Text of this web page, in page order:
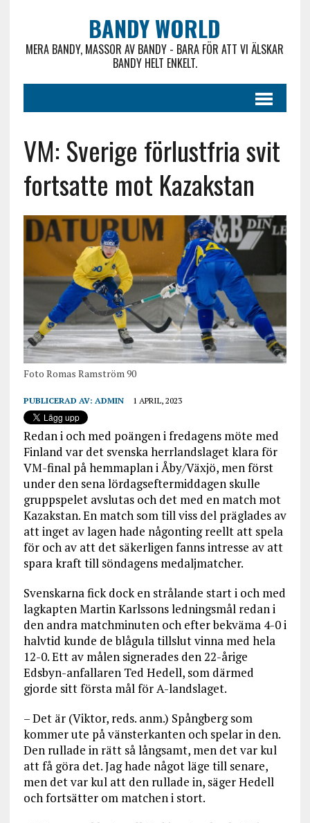
BANDY WORLD
MERA BANDY, MASSOR AV BANDY - BARA FÖR ATT VI ÄLSKAR
BANDY HELT ENKELT.
VM: Sverige förlustfria svit
fortsatte mot Kazakstan
Foto Romas Ramström 90
PUBLICERAD AV: ADMIN 1 APRIL, 2023
Redan i och med poängen i fredagens möte med
Finland var det svenska herrlandslaget klara för
VM-final på hemmaplan i Åby/Växjö, men först
under den sena lördagseftermiddagen skulle
gruppspelet avslutas och det med en match mot
Kazakstan. En match som till viss del präglades av
att inget av lagen hade någonting reellt att spela
för och av att det säkerligen fanns intresse av att
spara kraft till söndagens medaljmatcher.
Svenskarna fick dock en strålande start i och med
lagkapten Martin Karlssons ledningsmål redan i
den andra matchminuten och efter bekväma 4-0 i
halvtid kunde de blågula tillslut vinna med hela
12-0. Ett av målen signerades den 22-årige
Edsbyn-anfallaren Ted Hedell, som därmed
gjorde sitt första mål för A-landslaget.
– Det är (Viktor, reds. anm.) Spångberg som
kommer ute på vänsterkanten och spelar in den.
Den rullade in rätt så långsamt, men det var kul
att få göra det. Jag hade något läge till senare,
men det var kul att den rullade in, säger Hedell
och fortsätter om matchen i stort.